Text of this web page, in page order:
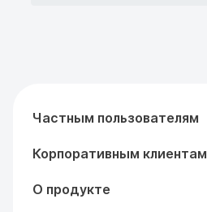
Частным пользователям
Корпоративным клиентам
О продукте